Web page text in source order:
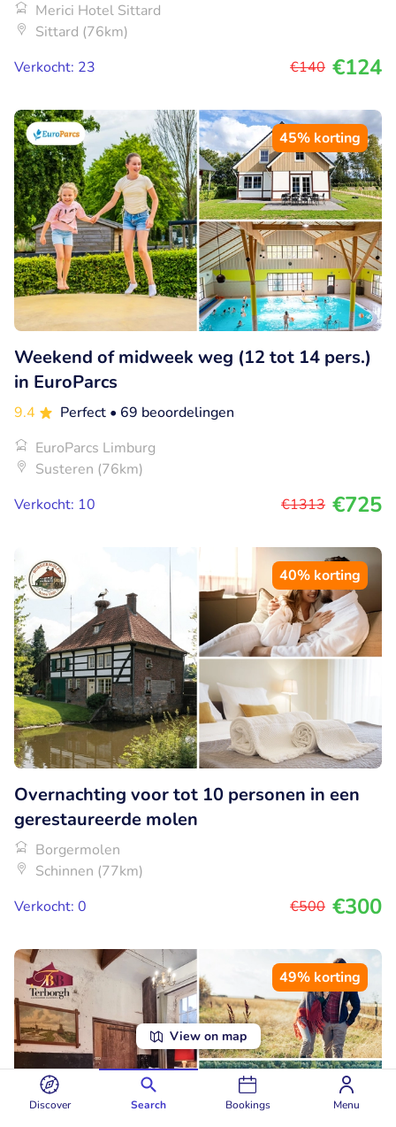
Discover Search Bookings Menu
View on map
Merici Hotel Sittard
Sittard (76km)
Verkocht: 23
€140 €124
45% korting
Weekend of midweek weg (12 tot 14 pers.)
in EuroParcs
9.4 Perfect • 69 beoordelingen
EuroParcs Limburg
Susteren (76km)
Verkocht: 10
€1313 €725
40% korting
Overnachting voor tot 10 personen in een
gerestaureerde molen
Borgermolen
Schinnen (77km)
Verkocht: 0
€500 €300
49% korting